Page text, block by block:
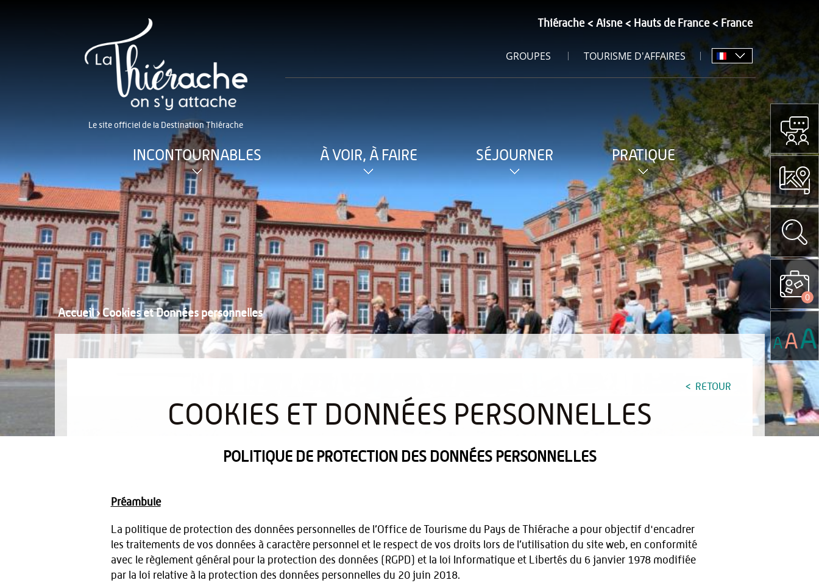
Le site officiel de la Destination Thiérache
Thiérache Aisne Hauts de France France
GROUPES TOURISME D'AFFAIRES
INCONTOURNABLES À VOIR, À FAIRE SÉJOURNER PRATIQUE
Accueil› Cookies et Données personnelles
RETOUR
COOKIES ET DONNÉES PERSONNELLES
POLITIQUE DE PROTECTION DES DONNÉES PERSONNELLES
Préambule
La politique de protection des données personnelles de l’Office de Tourisme du Pays de Thiérache a pour objectif d'encadrer
les traitements de vos données à caractère personnel et le respect de vos droits lors de l’utilisation du site web, en conformité
avec le règlement général pour la protection des données (RGPD) et la loi Informatique et Libertés du 6 janvier 1978 modifiée
par la loi relative à la protection des données personnelles du 20 juin 2018.
0
AAA